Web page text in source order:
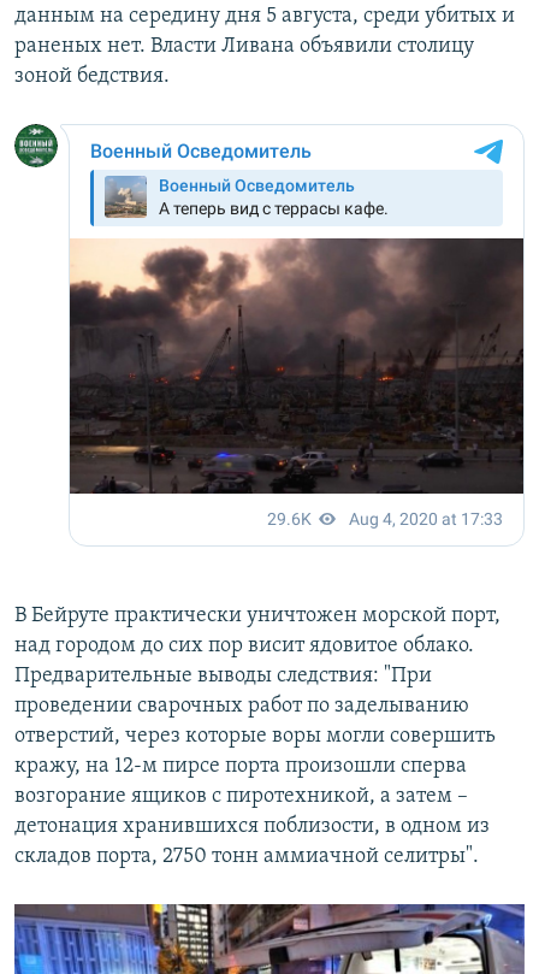
данным на середину дня 5 августа, среди убитых и
раненых нет. Власти Ливана объявили столицу
зоной бедствия.
В Бейруте практически уничтожен морской порт,
над городом до сих пор висит ядовитое облако.
Предварительные выводы следствия: "При
проведении сварочных работ по заделыванию
отверстий, через которые воры могли совершить
кражу, на 12-м пирсе порта произошли сперва
возгорание ящиков с пиротехникой, а затем –
детонация хранившихся поблизости, в одном из
складов порта, 2750 тонн аммиачной селитры".